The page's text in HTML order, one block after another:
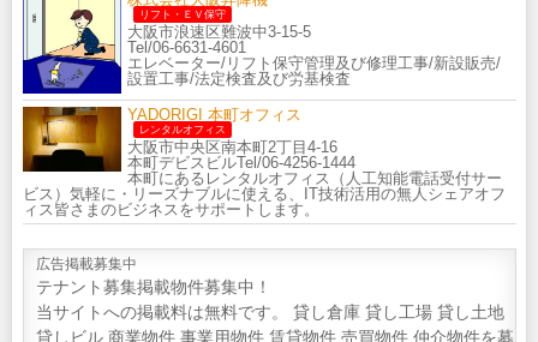
リフト・ＥＶ保守
大阪市浪速区難波中3-15-5
Tel/06-6631-4601
エレベーター/リフト保守管理及び修理工事/新設販売/
設置工事/法定検査及び労基検査
YADORIGI 本町オフィス
レンタルオフィス
大阪市中央区南本町2丁目4-16
本町デビスビルTel/06-4256-1444
本町にあるレンタルオフィス（人工知能電話受付サー
ビス）気軽に・リーズナブルに使える、IT技術活用の無人シェアオフ
ィス皆さまのビジネスをサポートします。
広告掲載募集中
テナント募集掲載物件募集中！
当サイトへの掲載料は無料です。 貸し倉庫 貸し工場 貸し土地
貸しビル 商業物件 事業用物件 賃貸物件 売買物件 仲介物件を募